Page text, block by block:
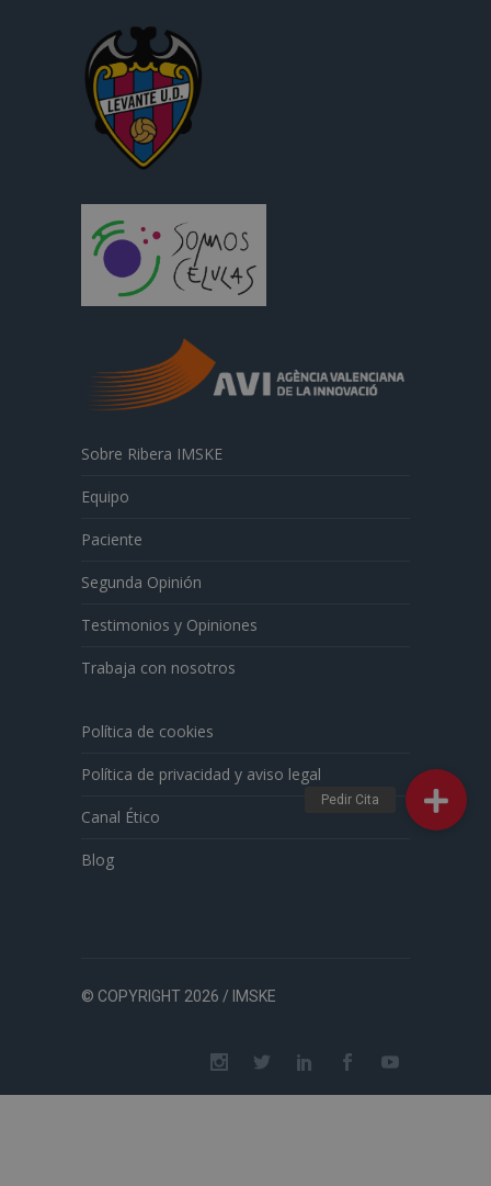
Sobre Ribera IMSKE
Equipo
Paciente
Segunda Opinión
Testimonios y Opiniones
Trabaja con nosotros
Política de cookies
Política de privacidad y aviso legal
Canal Ético
Blog
© COPYRIGHT 2026 / IMSKE